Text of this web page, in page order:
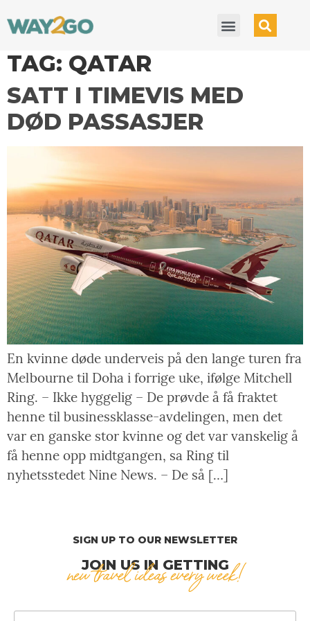
TAG: QATAR
SATT I TIMEVIS MED
DØD PASSASJER
En kvinne døde underveis på den lange turen fra
Melbourne til Doha i forrige uke, ifølge Mitchell
Ring. – Ikke hyggelig – De prøvde å få fraktet
henne til businessklasse-avdelingen, men det
var en ganske stor kvinne og det var vanskelig å
få henne opp midtgangen, sa Ring til
nyhetsstedet Nine News. – De så […]
SIGN UP TO OUR NEWSLETTER
JOIN US IN GETTING
new travel ideas every week!